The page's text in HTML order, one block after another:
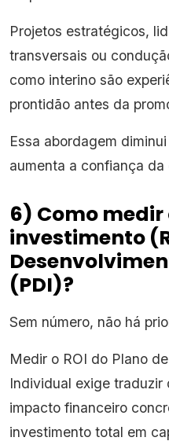
Projetos estratégicos,
transversais ou
como interino são
prontidão antes da
Essa abordagem
aumenta a confiança
6) Como
investimento
(PDI)?
Sem número, não há
Medir o ROI do Plano
Individual exige traduzir
impacto financeiro
investimento total em